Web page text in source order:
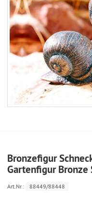
Bronzefigur
Gartenfigur
Art.Nr.: 88449/88448